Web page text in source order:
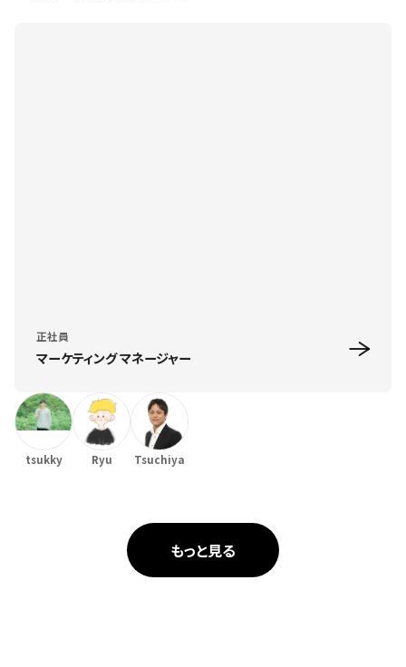
正社員
マーケティング マネージャー
tsukky Ryu Tsuchiya
もっと見る